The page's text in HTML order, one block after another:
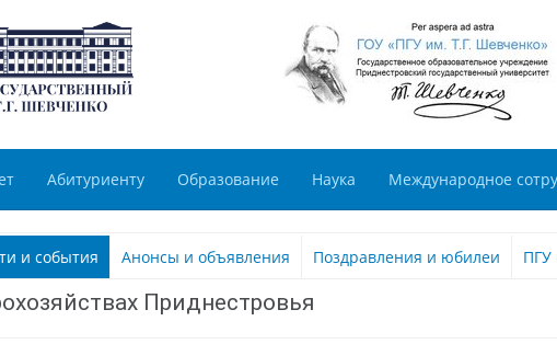
Абитуриенту Образование Наука Международное
и события Анонсы и объявления Поздравления и юбилеи
Приднестровья